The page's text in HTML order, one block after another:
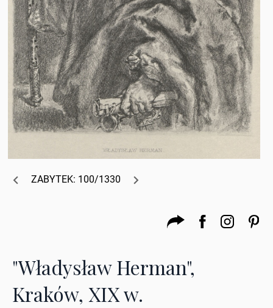
ZABYTEK: 100/1330
"Władysław Herman",
Kraków, XIX w.